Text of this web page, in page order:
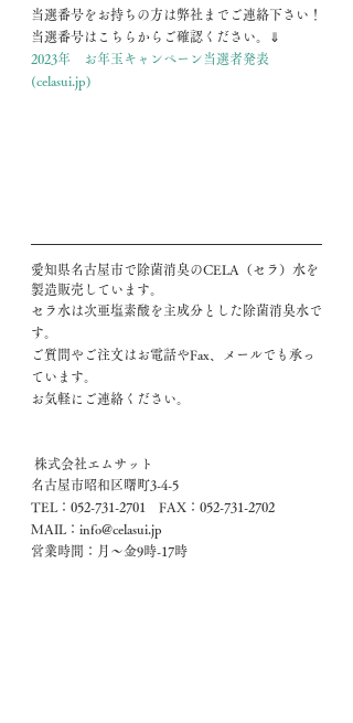
当選番号をお持ちの方は弊社までご連絡下さい！
当選番号はこちらからご確認ください。⇓
2023年　お年玉キャンペーン当選者発表
(celasui.jp)
愛知県名古屋市で除菌消臭のCELA（セラ）水を
製造販売しています。
セラ水は次亜塩素酸を主成分とした除菌消臭水で
す。
ご質問やご注文はお電話やFax、メールでも承っ
ています。
お気軽にご連絡ください。
株式会社エムサット
名古屋市昭和区曙町3-4-5
TEL：052-731-2701　FAX：052-731-2702
MAIL：info@celasui.jp
営業時間：月～金9時-17時